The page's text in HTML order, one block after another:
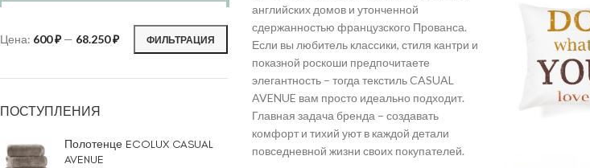
ФИЛЬТРАЦИЯ
Цена: 600 ₽— 68.250 ₽
ПОСТУПЛЕНИЯ
Полотенце ECOLUX CASUAL
AVENUE
английских домов и утонченной
сдержанностью французского Прованса.
Если вы любитель классики, стиля кантри и
показной роскоши предпочитаете
элегантность – тогда текстиль CASUAL
AVENUE вам просто идеально подходит.
Главная задача бренда – создавать
комфорт и тихий уют в каждой детали
повседневной жизни своих покупателей.